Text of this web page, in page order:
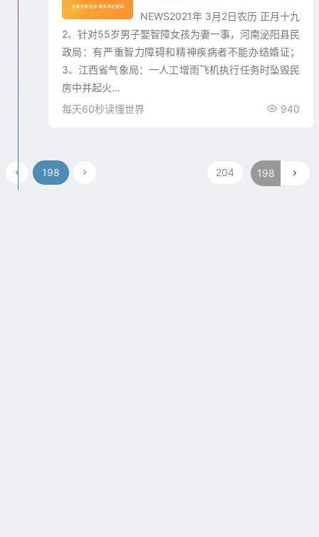
NEWS2021年 3月2日农历 正月十九
2、针对55岁男子娶智障女孩为妻一事，河南泌阳县民
政局：有严重智力障碍和精神疾病者不能办结婚证；
3、江西省气象局：一人工增雨飞机执行任务时坠毁民
房中并起火...
每天60秒读懂世界 940
204
198